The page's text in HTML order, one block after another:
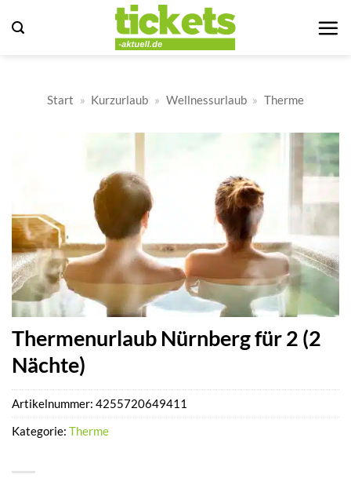
Inhalt
Start » Kurzurlaub » Wellnessurlaub » Therme
Thermenurlaub Nürnberg für 2 (2
Nächte)
Artikelnummer: 4255720649411
Kategorie: Therme